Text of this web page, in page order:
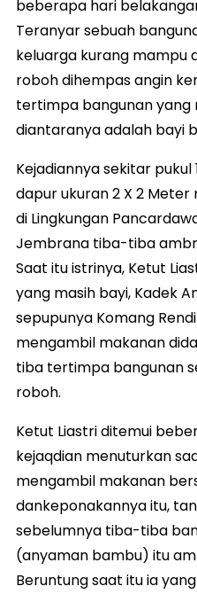
beberapa hari
Teranyar sebuah
keluarga kurang mampu
roboh dihempas angin
tertimpa bangunan yang
diantaranya adalah bayi
Kejadiannya sekitar pukul
dapur ukuran 2 X 2
di Lingkungan
Jembrana tiba-tiba
Saat itu istrinya, Ketut
yang masih bayi, Kadek
sepupunya Komang
mengambil makanan
tiba tertimpa bangunan
roboh.
Ketut Liastri ditemui
kejaqdian menuturkan
mengambil makanan
dankeponakannya itu,
sebelumnya tiba-tiba
(anyaman bambu) itu
Beruntung saat itu ia